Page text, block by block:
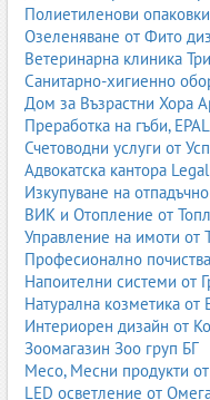
мобилността и удобството.
2.3. Специализирани
инструменти за
инструменти за
инструменти за
инструменти за
инструменти за
инструменти за
Специализираните
модерните автомобили,
електроника.
3. Оборудване за
Тежкотоварните сервизи
Полиетиленови
Озеленяване от Фито
Ветеринарна клиника
Санитарно-хигиенно
Дом за Възрастни Хора
Преработка на гъби,
Счетоводни услуги от
Адвокатска кантора
Изкупуване на
ВИК и Отопление от
Управление на имоти от
Професионално
Напоителни системи от
Натурална козметика от
Интериорен дизайн от
Зоомагазин Зоо груп БГ
Месо, Месни продукти
LED осветление от